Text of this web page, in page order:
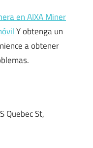
en AIXA Miner
Y obtenga un
a obtener
Quebec St,